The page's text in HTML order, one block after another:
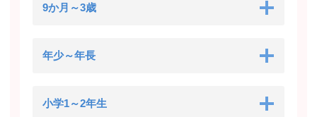
9か月～3歳
年少～年長
小学1～2年生